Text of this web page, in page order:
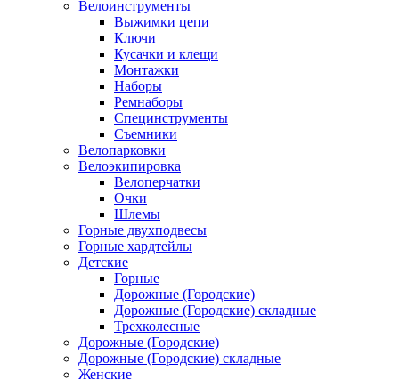
Велоинструменты
Выжимки цепи
Ключи
Кусачки и клещи
Монтажки
Наборы
Ремнаборы
Специнструменты
Съемники
Велопарковки
Велоэкипировка
Велоперчатки
Очки
Шлемы
Горные двухподвесы
Горные хардтейлы
Детские
Горные
Дорожные (Городские)
Дорожные (Городские) складные
Трехколесные
Дорожные (Городские)
Дорожные (Городские) складные
Женские